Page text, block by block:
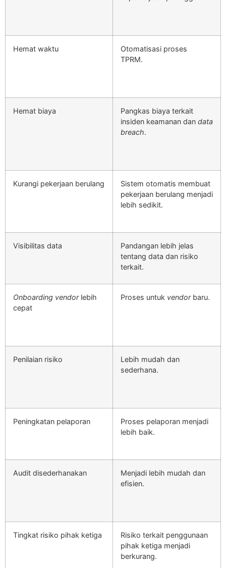
Hemat waktu
Otomatisasi proses
TPRM.
Hemat biaya
Pangkas biaya terkait
insiden keamanan dan data
breach.
Kurangi pekerjaan berulang
Sistem otomatis membuat
pekerjaan berulang menjadi
lebih sedikit.
Visibilitas data
Pandangan lebih jelas
tentang data dan risiko
terkait.
Onboarding vendor lebih
cepat
Proses untuk vendorbaru.
Penilaian risiko
Lebih mudah dan
sederhana.
Peningkatan pelaporan
Proses pelaporan menjadi
lebih baik.
Audit disederhanakan
Menjadi lebih mudah dan
efisien.
Tingkat risiko pihak ketiga
Risiko terkait penggunaan
pihak ketiga menjadi
berkurang.